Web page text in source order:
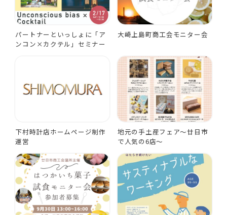
パートナーといっしょに「ア
ンコン×カクテル」セミナー
大崎上島町商工会モニター会
下村時計店ホームページ制作
運営
地元の手土産フェア～廿日市
で人気の6店～